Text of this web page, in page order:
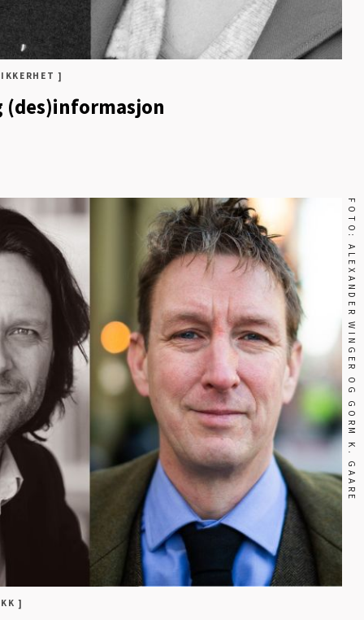
]
(des)informasjon
FOTO: ALEXANDER WINGER OG GORM K. GAARE
]